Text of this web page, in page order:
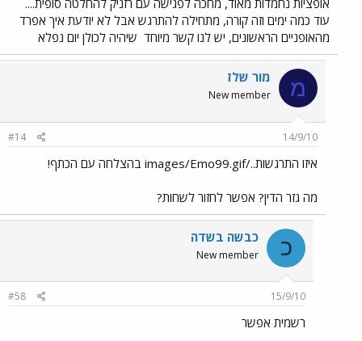
אופציות נחמדות מאוד, מחכה לפגישה עם רזניק להחלטה סופית....
עוד כמה ימים וזה קורה, מתחילה להתרגש אבל לא יודעת איך אפרד
מהאופניים הראשונים, יש לנו קשר מיוחד שיהיה לכולן יום נפלא
מ מור שלז
New member
14/9/10
#14
איזו התרגשות../images/Emo99.gif בהצלחה עם הכתף!
מה גזר הדין? אפשר לחזור לשחות?
כ כבשה בשדה
New member
15/9/10
#58
רשמית אפשר